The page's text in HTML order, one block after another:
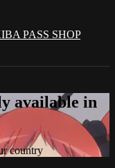
PASS SHOP
available in
country